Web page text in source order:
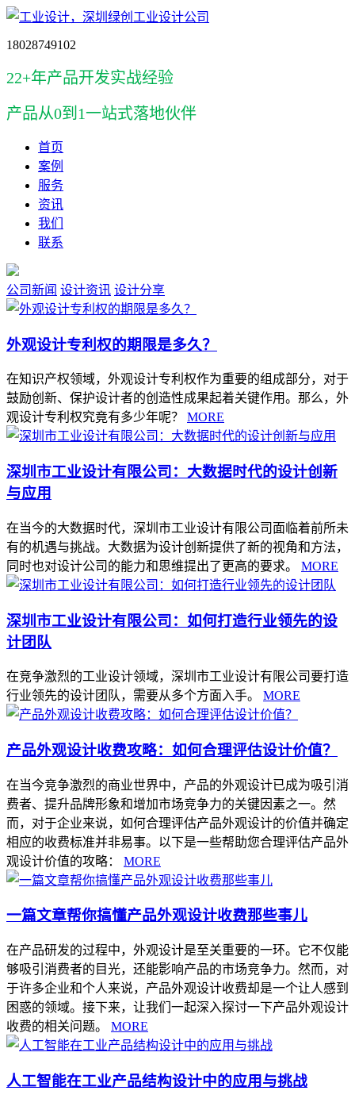
18028749102
22+年产品开发实战经验
产品从0到1一站式落地伙伴
首页
案例
服务
资讯
我们
联系
公司新闻 设计资讯 设计分享
外观设计专利权的期限是多久？
在知识产权领域，外观设计专利权作为重要的组成部分，对于
鼓励创新、保护设计者的创造性成果起着关键作用。那么，外
观设计专利权究竟有多少年呢？
MORE
深圳市工业设计有限公司：大数据时代的设计创新
与应用
在当今的大数据时代，深圳市工业设计有限公司面临着前所未
有的机遇与挑战。大数据为设计创新提供了新的视角和方法，
同时也对设计公司的能力和思维提出了更高的要求。
MORE
深圳市工业设计有限公司：如何打造行业领先的设
计团队
在竞争激烈的工业设计领域，深圳市工业设计有限公司要打造
行业领先的设计团队，需要从多个方面入手。
MORE
产品外观设计收费攻略：如何合理评估设计价值？
在当今竞争激烈的商业世界中，产品的外观设计已成为吸引消
费者、提升品牌形象和增加市场竞争力的关键因素之一。然
而，对于企业来说，如何合理评估产品外观设计的价值并确定
相应的收费标准并非易事。以下是一些帮助您合理评估产品外
观设计价值的攻略：
MORE
一篇文章帮你搞懂产品外观设计收费那些事儿
在产品研发的过程中，外观设计是至关重要的一环。它不仅能
够吸引消费者的目光，还能影响产品的市场竞争力。然而，对
于许多企业和个人来说，产品外观设计收费却是一个让人感到
困惑的领域。接下来，让我们一起深入探讨一下产品外观设计
收费的相关问题。
MORE
人工智能在工业产品结构设计中的应用与挑战